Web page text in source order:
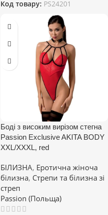
Код товару: PS24201
Боді з високим вирізом стегна
Passion Exclusive AKITA BODY
XXL/XXXL, red
БІЛИЗНА, Еротична жіноча
білизна, Стрепи та білизна зі
стреп
Passion (Польща)